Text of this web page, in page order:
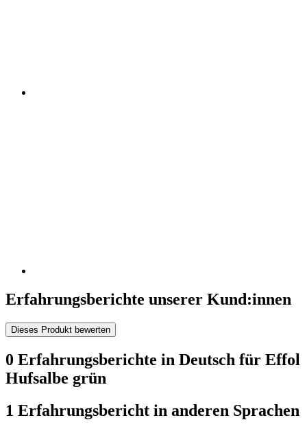
Erfahrungsberichte unserer Kund:innen
Dieses Produkt bewerten
0 Erfahrungsberichte in Deutsch für Effol
Hufsalbe grün
1 Erfahrungsbericht in anderen Sprachen